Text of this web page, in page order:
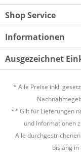
Shop Service
Informationen
Ausgezeichnet
* Alle Preise inkl.
** Gilt für Lieferungen
und Informationen
Alle durchgestrichenen
bislang in